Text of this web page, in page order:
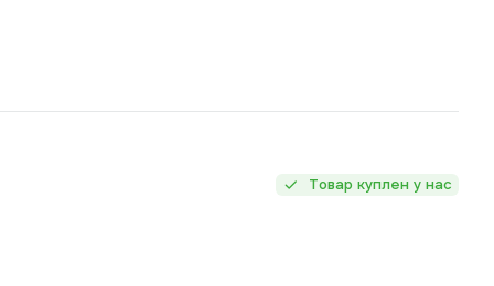
Товар куплен у нас